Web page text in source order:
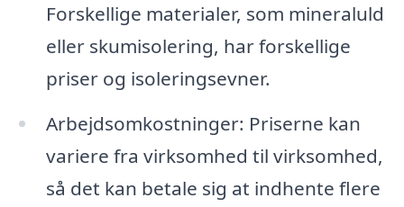
Forskellige materialer, som mineraluld
eller skumisolering, har forskellige
priser og isoleringsevner.
Arbejdsomkostninger: Priserne kan
variere fra virksomhed til virksomhed,
så det kan betale sig at indhente flere